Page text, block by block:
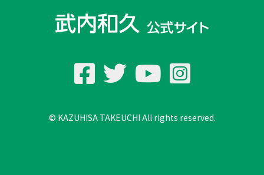
© KAZUHISA TAKEUCHI All rights reserved.